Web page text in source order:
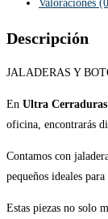
Valoraciones
Descripción
JALADERAS Y
En Ultra
oficina, encontrarás
Contamos con
pequeños ideales
Estas piezas no solo